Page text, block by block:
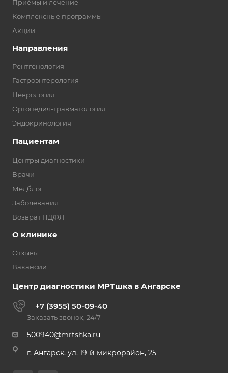
Приёмы и лечение
Комплексные программы
Акции
Направления
Рентгенология
Гастроэнтерология
Неврология
Ортопедия-травматология
Эндокринология
Пациентам
Центры диагностики
Врачи
Медблог
Заболевания
Возврат НДФЛ
О клинике
Отзывы
Вакансии
Центр диагностики МРТшка в Ангарске
+7 (3955) 50-09-40
Заказать звонок, 24/7
500940@mrtshka.ru
г. Ангарск, ул. 19-й микрорайон, 25